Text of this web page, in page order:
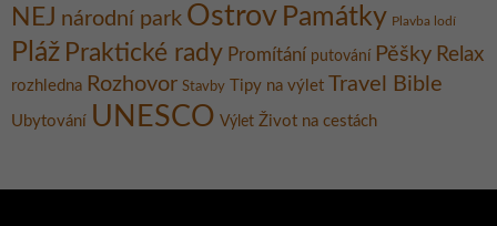
NEJ národní park Ostrov Památky Plavba lodí
Pláž Praktické rady Promítání putování Pěšky Relax
rozhledna Rozhovor Stavby Tipy na výlet Travel Bible
Ubytování UNESCO Výlet Život na cestách